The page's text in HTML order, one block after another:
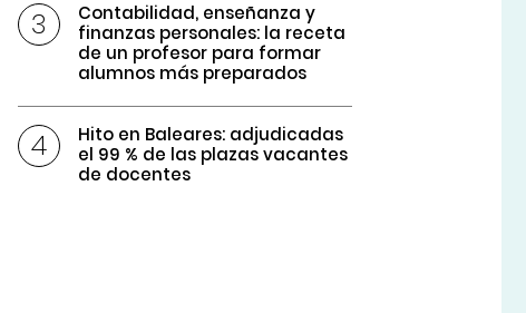
Contabilidad, enseñanza y
finanzas personales: la receta
de un profesor para formar
alumnos más preparados
Hito en Baleares: adjudicadas
el 99 % de las plazas vacantes
de docentes